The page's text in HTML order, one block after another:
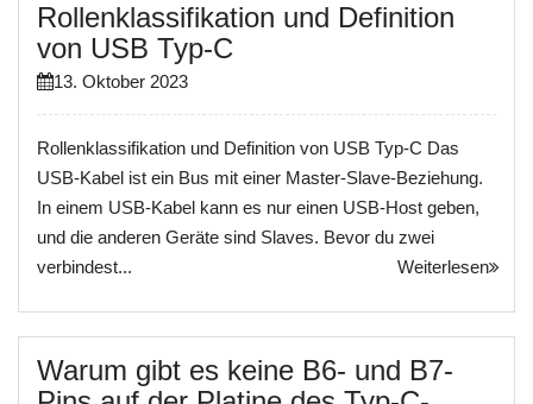
Rollenklassifikation und Definition
von USB Typ-C
13. Oktober 2023
Rollenklassifikation und Definition von USB Typ-C Das
USB-Kabel ist ein Bus mit einer Master-Slave-Beziehung.
In einem USB-Kabel kann es nur einen USB-Host geben,
und die anderen Geräte sind Slaves. Bevor du zwei
verbindest...
Weiterlesen
Warum gibt es keine B6- und B7-